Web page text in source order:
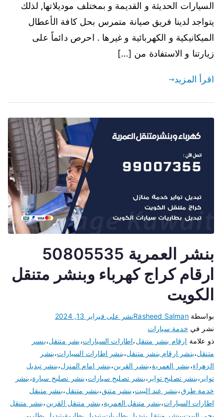
السيارات الحديثة و القديمة و بمختلف موديلاتها, لذلك
يتواجد لدينا فريق صيانة متمرس بحل كافة الأعطال
الميكانيكية و الكهربائية و غيرها . احرص دائماً على
زيارتنا و الاستفادة من […]
اقرأ المزيد
بنشر العمرية 50805535
ارقام كراج كهرباء وبنشر متنقل
الكويت
بواسطةRasheed Salmanنشر على فبراير 13, 2024
نشر في خدمة سيارات
ذو علامة ارقام بنشر متنقل،اطارات السيارات،بشر متنقل،بنسر
متنقل،بنشر ارقام بنشر متنقل،بنشر اطارات السيارات،بنشر
الزهراء،بنشر العمرية،بنشر القرين،بنشر امام المنزل،بنشر تبديل
تواير ،بنشر تصليح تواير ،بنشر تصليح سيارات،بنشر تصليح سيارة،بنشر
خدمة طرق،بنشر عند البيت،بنشر متنق،بنشر متنقل،بنشر متنقل
اطارات السيارات،بنشر متنقل العمرية،بنشر متنقل القرين،بنشر متنقل